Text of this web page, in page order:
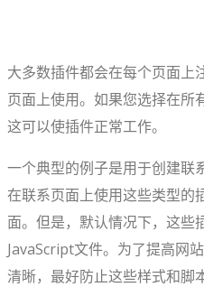
大多数插件都会在每个页面上
页面上使用。如果您选择在所
这可以使插件正常工作。
一个典型的例子是用于创建联
在联系页面上使用这些类型的
面。但是，默认情况下，这些
JavaScript文件。为了提高网
清晰，最好防止这些样式和脚